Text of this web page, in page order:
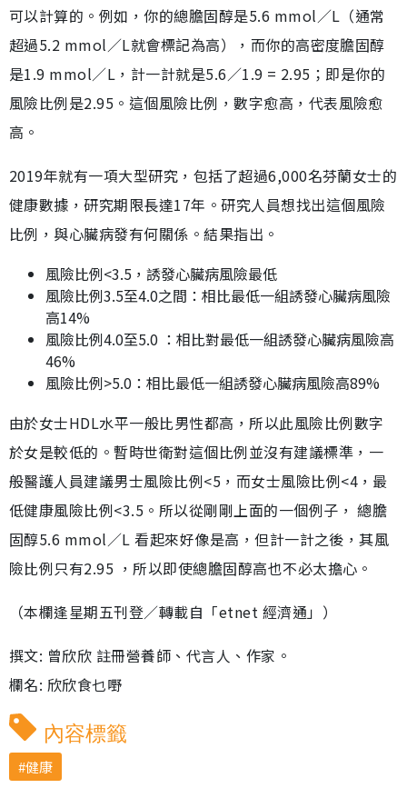
可以計算的。例如，你的總膽固醇是5.6 mmol／L（通常
超過5.2 mmol／L就會標記為高），而你的高密度膽固醇
是1.9 mmol／L，計一計就是5.6／1.9 = 2.95；即是你的
風險比例是2.95。這個風險比例，數字愈高，代表風險愈
高。
2019年就有一項大型研究，包括了超過6,000名芬蘭女士的
健康數據，研究期限長達17年。研究人員想找出這個風險
比例，與心臟病發有何關係。結果指出。
風險比例<3.5，誘發心臟病風險最低
風險比例3.5至4.0之間：相比最低一組誘發心臟病風險
高14%
風險比例4.0至5.0 ：相比對最低一組誘發心臟病風險高
46%
風險比例>5.0：相比最低一組誘發心臟病風險高89%
由於女士HDL水平一般比男性都高，所以此風險比例數字
於女是較低的。暫時世衛對這個比例並沒有建議標準，一
般醫護人員建議男士風險比例<5，而女士風險比例<4，最
低健康風險比例<3.5。所以從剛剛上面的一個例子， 總膽
固醇5.6 mmol／L 看起來好像是高，但計一計之後，其風
險比例只有2.95 ，所以即使總膽固醇高也不必太擔心。
（本欄逢星期五刊登／轉載自「etnet 經濟通」）
撰文: 曾欣欣 註冊營養師、代言人、作家。
欄名: 欣欣食乜嘢
內容標籤
健康